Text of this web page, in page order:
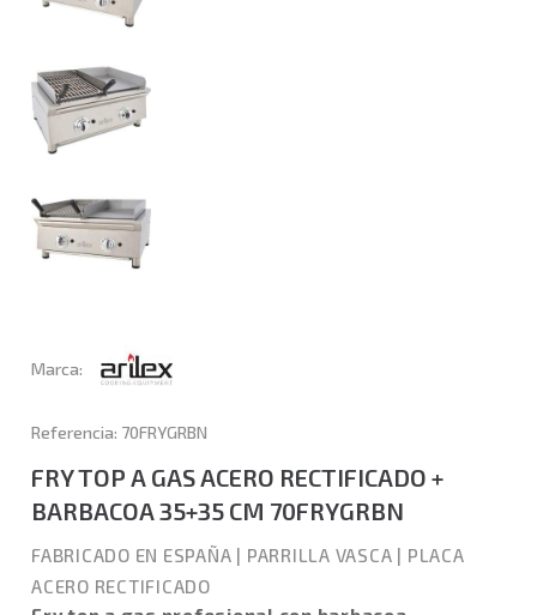
Marca:
Referencia: 70FRYGRBN
FRY TOP A GAS ACERO RECTIFICADO +
BARBACOA 35+35 CM 70FRYGRBN
FABRICADO EN ESPAÑA | PARRILLA VASCA | PLACA
ACERO RECTIFICADO